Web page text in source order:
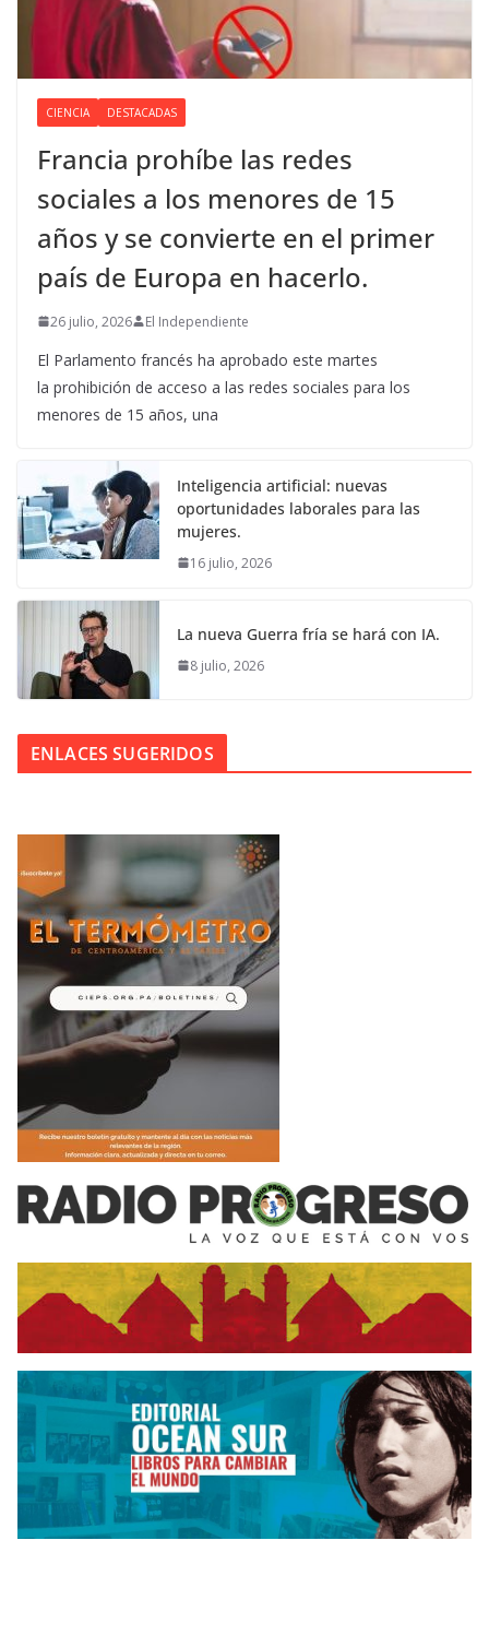
CIENCIA DESTACADAS
Francia prohíbe las redes
sociales a los menores de 15
años y se convierte en el primer
país de Europa en hacerlo.
26 julio, 2026 El Independiente
El Parlamento francés ha aprobado este martes
la prohibición de acceso a las redes sociales para los
menores de 15 años, una
Inteligencia artificial: nuevas
oportunidades laborales para las
mujeres.
16 julio, 2026
La nueva Guerra fría se hará con IA.
8 julio, 2026
ENLACES SUGERIDOS